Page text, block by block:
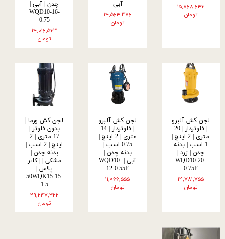
۱۵,۸۶۸,۶۴۶
تومان
آبی
۱۴,۵۶۴,۳۷۶
تومان
چدن | آبی |
WQD10-16-
0.75
۱۴,۰۱۶,۵۶۳
تومان
لجن کش آلبرو
| فلوتردار | 20
متری | 2 اینچ |
1 اسب | بدنه
چدن | زرد |
WQD10-20-
0.75F
۱۴,۷۸۱,۷۵۵
تومان
لجن کش آلبرو
| فلوتردار | 14
متری | 2 اینچ |
0.75 اسب |
بدنه چدن |
آبی | WQD10-
12-0.55F
۱۱,۰۶۶,۵۵۵
تومان
لجن کش ورما |
بدون فلوتر |
17 متری | 2
اینچ | 2 اسب |
بدنه چدن |
مشکی | | کاتر
پلاس |
50WQK15-15-
1.5
۲۹,۲۴۷,۳۲۲
تومان